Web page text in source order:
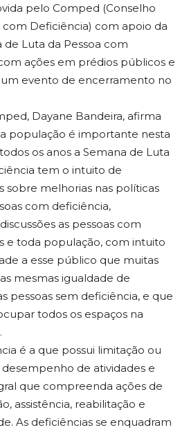
pelo Comped (Conselho
com Deficiência) com apoio da
de Luta da Pessoa com
ações em prédios públicos e
um evento de encerramento no
Dayane Bandeira, afirma
população é importante nesta
os anos a Semana de Luta
tem o intuito de
sobre melhorias nas políticas
com deficiência,
as pessoas com
e toda população, com intuito
a esse público que muitas
mesmas igualdade de
pessoas sem deficiência, e que
todos os espaços na
é a que possui limitação ou
de atividades e
que compreenda ações de
assistência, reabilitação e
As deficiências se enquadram